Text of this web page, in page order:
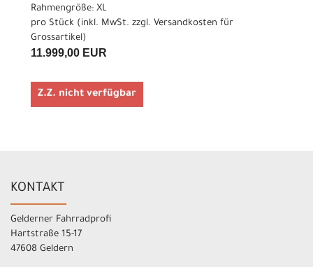
Rahmengröße: XL
pro Stück (inkl. MwSt. zzgl. Versandkosten für
Grossartikel)
11.999,00 EUR
Z.Z. nicht verfügbar
KONTAKT
Gelderner Fahrradprofi
Hartstraße 15-17
47608 Geldern